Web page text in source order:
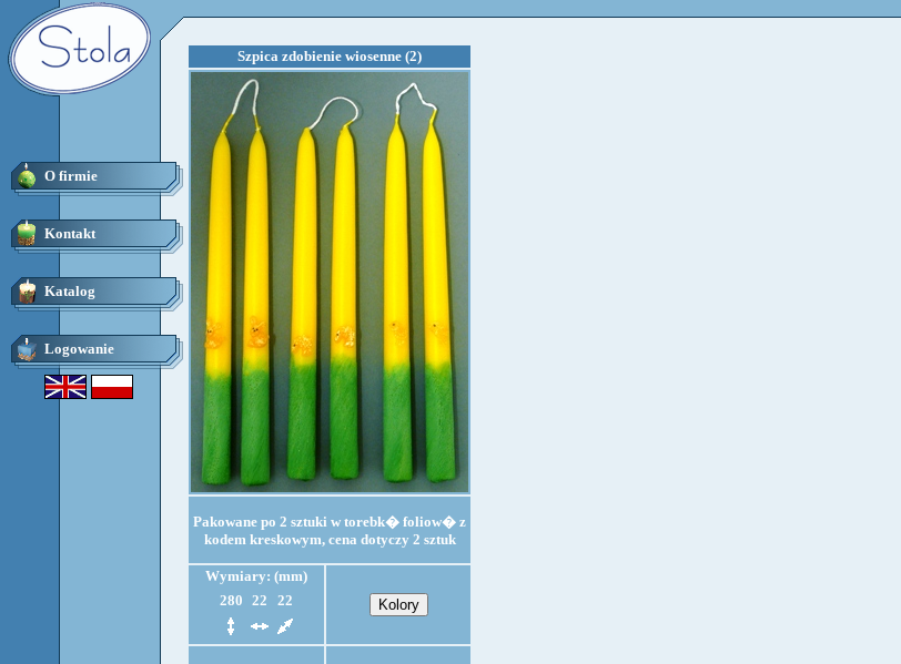
O firmie
Kontakt
Katalog
Logowanie
Szpica zdobienie wiosenne (2)
Pakowane po 2 sztuki w torebk� foliow� z
kodem kreskowym, cena dotyczy 2 sztuk
Wymiary: (mm)
280 22 22